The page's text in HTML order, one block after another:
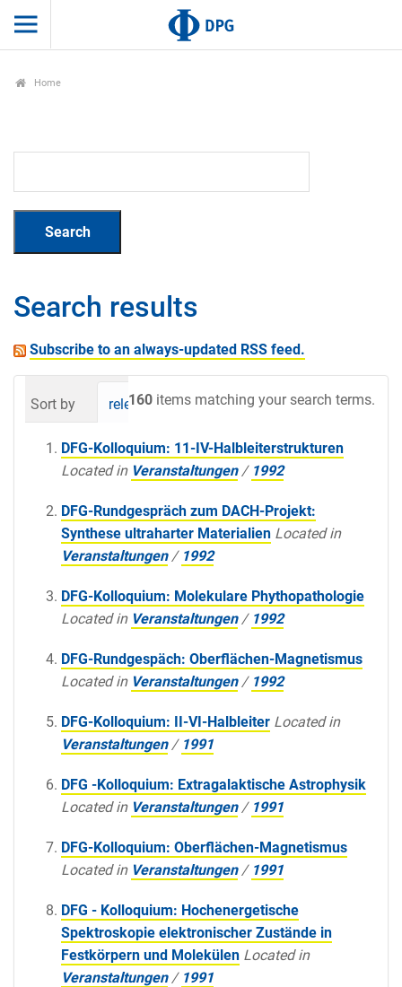
Home
Search results
Subscribe to an always-updated RSS feed.
160 items matching your search terms.
Sort by relevance date (newest first)
DFG-Kolloquium: 11-IV-Halbleiterstrukturen
Located in Veranstaltungen / 1992
DFG-Rundgespräch zum DACH-Projekt:
Synthese ultraharter Materialien Located in
Veranstaltungen / 1992
DFG-Kolloquium: Molekulare Phythopathologie
Located in Veranstaltungen / 1992
DFG-Rundgespäch: Oberflächen-Magnetismus
Located in Veranstaltungen / 1992
DFG-Kolloquium: II-VI-Halbleiter Located in
Veranstaltungen / 1991
DFG -Kolloquium: Extragalaktische Astrophysik
Located in Veranstaltungen / 1991
DFG-Kolloquium: Oberflächen-Magnetismus
Located in Veranstaltungen / 1991
DFG - Kolloquium: Hochenergetische
Spektroskopie elektronischer Zustände in
Festkörpern und Molekülen Located in
Veranstaltungen / 1991